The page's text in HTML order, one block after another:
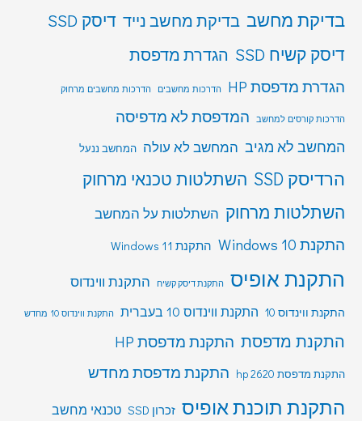
בדיקת מחשב בדיקת מחשב נייד דיסק SSD
דיסק קשיח SSD
הגדרת מדפסת
הגדרת מדפסת HP הדרכות מחשבים הדרכות מחשבים מרחוק
הדרכות קורסים למחשב המדפסת לא מדפיסה
המחשב לא מגיב המחשב לא עולה המחשב ננעל
הרדיסק SSD
השתלטות טכנאי מרחוק
השתלטות מרחוק השתלטות על המחשב
התקנת Windows 10 התקנת Windows 11
התקנת אופיס התקנת דיסק קשיח התקנת ווינדוס
התקנת ווינדוס 10 התקנת ווינדוס 10 בעברית התקנת ווינדוס 10 מחדש
התקנת מדפסת התקנת מדפסת HP
התקנת מדפסת hp 2620 התקנת מדפסת מחדש
התקנת תוכנת אופיס זכרון SSD טכנאי מחשב